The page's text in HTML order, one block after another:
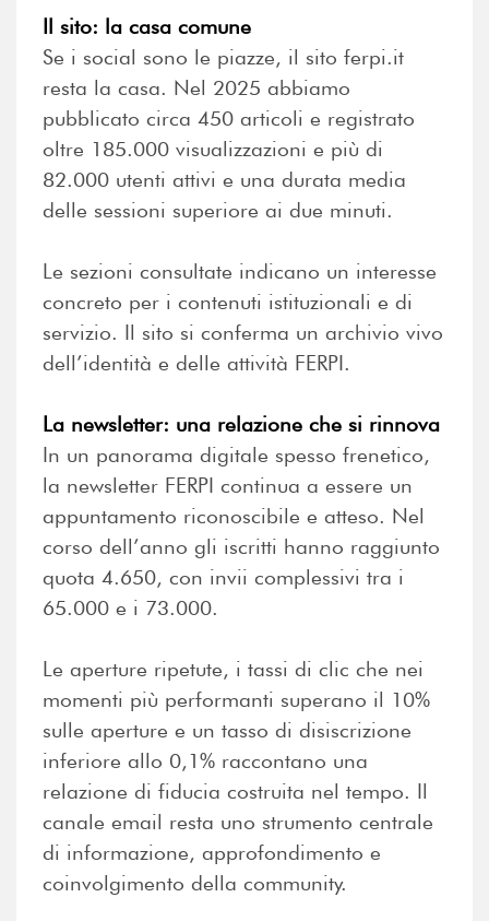
Il sito: la casa comune
Se i social sono le piazze, il sito ferpi.it
resta la casa. Nel 2025 abbiamo
pubblicato circa 450 articoli e registrato
oltre 185.000 visualizzazioni e più di
82.000 utenti attivi e una durata media
delle sessioni superiore ai due minuti.
Le sezioni consultate indicano un interesse
concreto per i contenuti istituzionali e di
servizio. Il sito si conferma un archivio vivo
dell’identità e delle attività FERPI.
La newsletter: una relazione che si rinnova
In un panorama digitale spesso frenetico,
la newsletter FERPI continua a essere un
appuntamento riconoscibile e atteso. Nel
corso dell’anno gli iscritti hanno raggiunto
quota 4.650, con invii complessivi tra i
65.000 e i 73.000.
Le aperture ripetute, i tassi di clic che nei
momenti più performanti superano il 10%
sulle aperture e un tasso di disiscrizione
inferiore allo 0,1% raccontano una
relazione di fiducia costruita nel tempo. Il
canale email resta uno strumento centrale
di informazione, approfondimento e
coinvolgimento della community.